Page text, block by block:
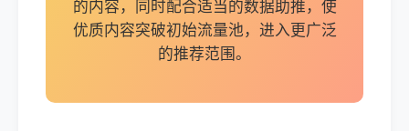
的内容，同时配合适当的数据助推，使
优质内容突破初始流量池，进入更广泛
的推荐范围。